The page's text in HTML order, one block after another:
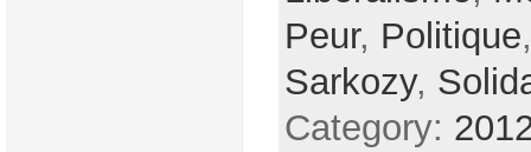
Peur, Politique
Sarkozy,
Category: